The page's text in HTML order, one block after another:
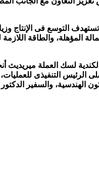
التوسع فى الإنتاج
والطاقة اللازمة
لسك العملة ميريديث
التنفيذى للعمليات،
الهندسية، والسفير